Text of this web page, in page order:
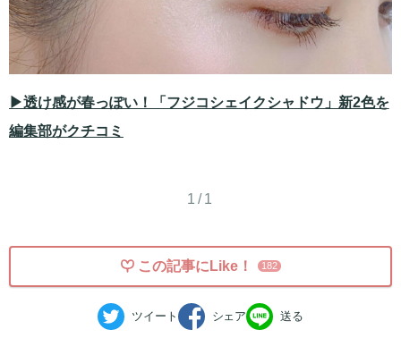
▶透け感が春っぽい！「フジコシェイクシャドウ」新2色を
編集部がクチコミ
1/1
この記事にLike！ 182
ツイート シェア 送る